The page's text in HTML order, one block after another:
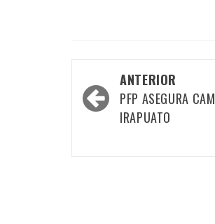
Navegación
por
ANTERIOR
PFP ASEGURA
IRAPUATO